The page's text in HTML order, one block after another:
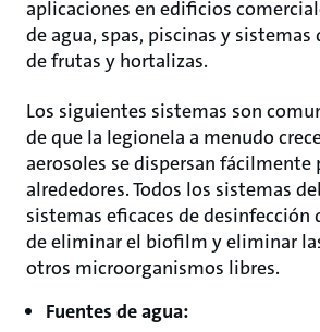
aplicaciones en edificios
de agua, spas, piscinas y
de frutas y hortalizas.
Los siguientes sistemas son
de que la legionela a menudo
aerosoles se dispersan fácilmente
alrededores. Todos los sistemas
sistemas eficaces de desinfección
de eliminar el biofilm y eliminar
otros microorganismos libres.
Fuentes de agua: